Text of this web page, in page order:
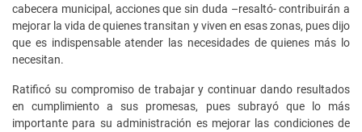
cabecera municipal, acciones que sin duda –resaltó- contribuirán a
mejorar la vida de quienes transitan y viven en esas zonas, pues dijo
que es indispensable atender las necesidades de quienes más lo
necesitan.
Ratificó su compromiso de trabajar y continuar dando resultados
en cumplimiento a sus promesas, pues subrayó que lo más
importante para su administración es mejorar las condiciones de